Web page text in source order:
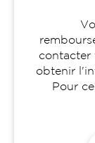
contacter
obtenir
Pour